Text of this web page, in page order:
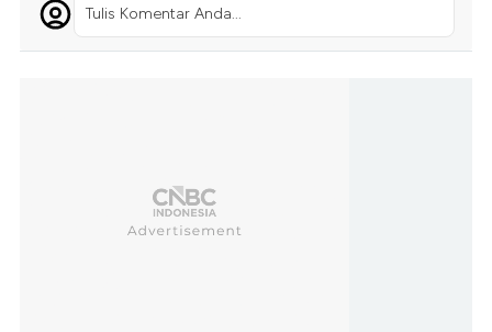
Tulis Komentar Anda...